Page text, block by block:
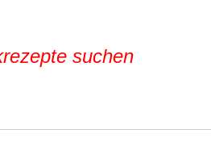
suchen